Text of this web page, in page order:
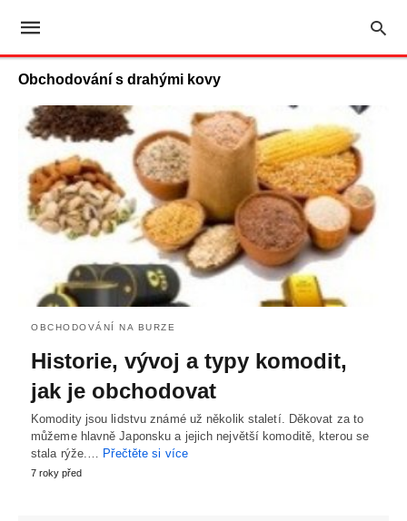
Obchodování s drahými kovy
OBCHODOVÁNÍ NA BURZE
Historie, vývoj a typy komodit,
jak je obchodovat
Komodity jsou lidstvu známé už několik staletí. Děkovat za to
můžeme hlavně Japonsku a jejich největší komoditě, kterou se
stala rýže.… Přečtěte si více
7 roky před